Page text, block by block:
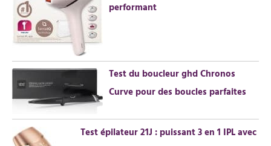
r
performant
Test du boucleur ghd Chronos
Curve pour des boucles parfaites
Test épilateur 21J : puissant 3 en 1 IPL avec